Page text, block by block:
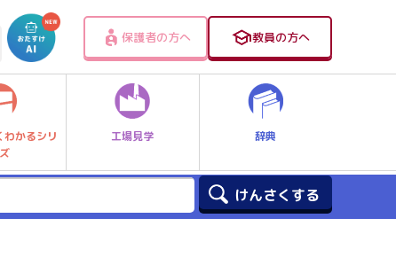
保護者の方へ 教員の方へ
わかるシリ
工場見学 辞典